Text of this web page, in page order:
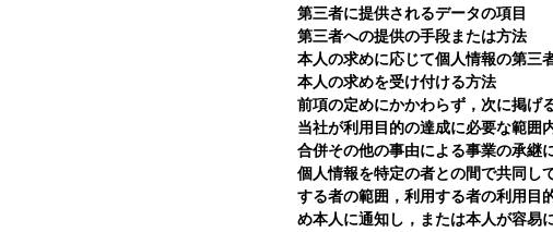
第三者に提供されるデータの項目
第三者への提供の手段または方法
本人の求めに応じて個人情報の第三
本人の求めを受け付ける方法
前項の定めにかかわらず，次に掲げ
当社が利用目的の達成に必要な範囲
合併その他の事由による事業の承継
個人情報を特定の者との間で共同し
する者の範囲，利用する者の利用目
め本人に通知し，または本人が容易